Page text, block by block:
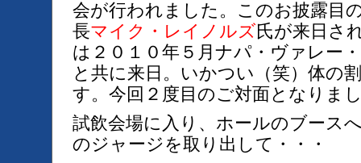
会が行われました。このお披露目
長マイク・レイノルズ氏が来日さ
は２０１０年５月ナパ・ヴァレー
と共に来日。いかつい（笑）体の
す。今回２度目のご対面となりま
試飲会場に入り、ホールのブース
のジャージを取り出して・・・